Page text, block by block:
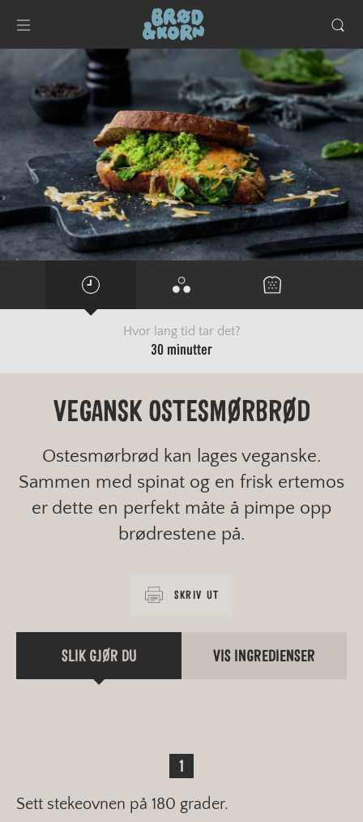
Hvor lang tid tar det?
30 minutter
VEGANSK OSTESMØRBRØD
Ostesmørbrød kan lages veganske.
Sammen med spinat og en frisk ertemos
er dette en perfekt måte å pimpe opp
brødrestene på.
SKRIV UT
SLIK GJØR DU VIS INGREDIENSER
Sett stekeovnen på 180 grader.